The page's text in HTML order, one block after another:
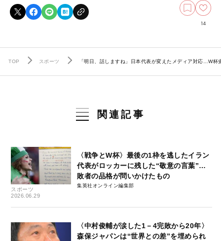
14
TOP スポーツ 「明日、話しますね」日本代表が変えたメディア対応…W杯
関連記事
スポーツ
2026.06.29
〈戦争とW杯〉最後の1枠を逃したイラン
代表がロッカーに残した“敬意の言葉”…
敗者の品格が問いかけたもの
集英社オンライン編集部
〈中村俊輔が涙した1－4完敗から20年〉
森保ジャパンは“世界との差”を埋められ